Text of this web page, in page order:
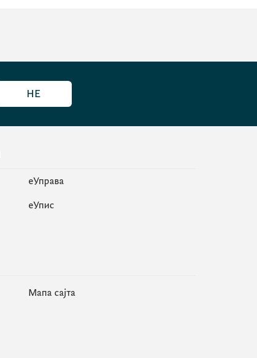
НЕ
еУправа
eУпис
Мапа сајта